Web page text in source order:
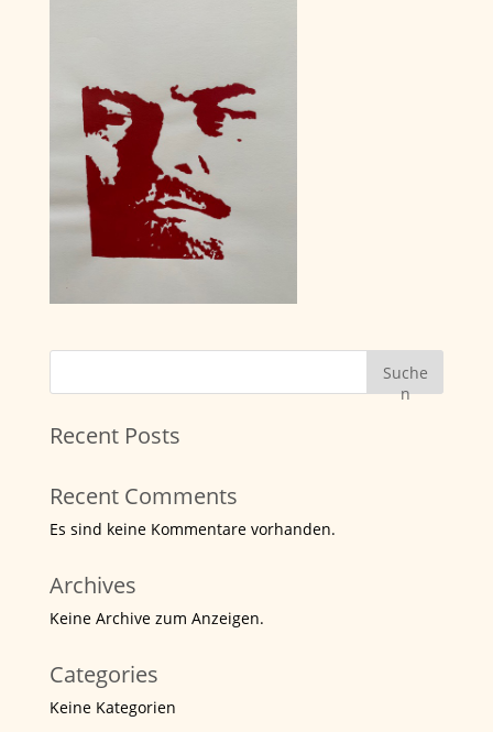
Suche
n
Recent Posts
Recent Comments
Es sind keine Kommentare vorhanden.
Archives
Keine Archive zum Anzeigen.
Categories
Keine Kategorien